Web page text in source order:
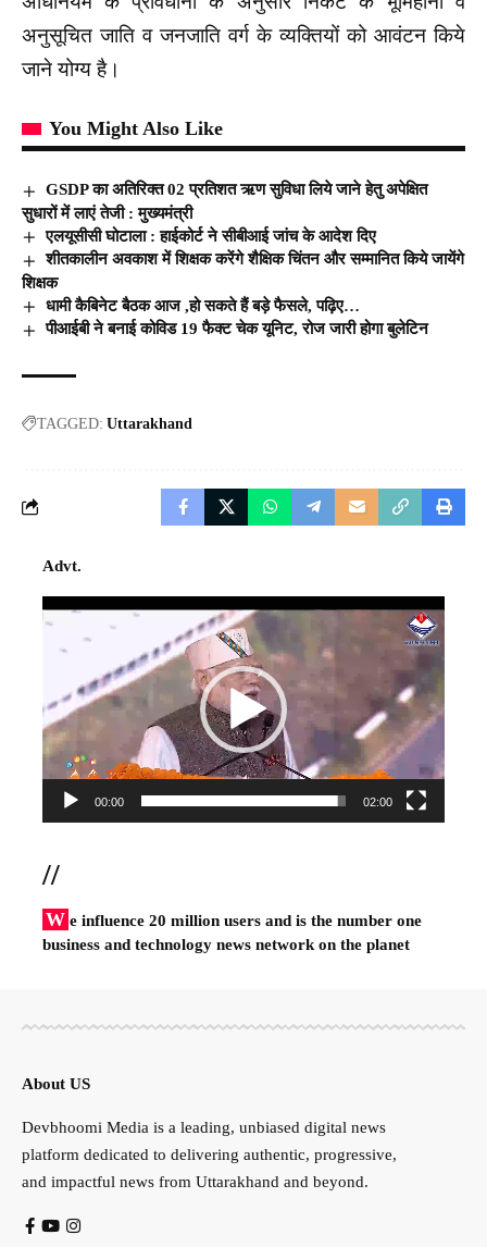
अनुसूचित जाति व जनजाति वर्ग के व्यक्तियों को आवंटन किये
जाने योग्य है।
You Might Also Like
GSDP का अतिरिक्त 02 प्रतिशत ऋण सुविधा लिये जाने हेतु अपेक्षित
सुधारों में लाएं तेजी : मुख्यमंत्री
एलयूसीसी घोटाला : हाईकोर्ट ने सीबीआई जांच के आदेश दिए
शीतकालीन अवकाश में शिक्षक करेंगे शैक्षिक चिंतन और सम्मानित किये जायेंगे
शिक्षक
धामी कैबिनेट बैठक आज ,हो सकते हैं बड़े फैसले, पढ़िए…
पीआईबी ने बनाई कोविड 19 फैक्ट चेक यूनिट, रोज जारी होगा बुलेटिन
TAGGED: Uttarakhand
Advt.
Video
00:00 02:00
//
W e influence 20 million users and is the number one
business and technology news network on the planet
About US
Devbhoomi Media is a leading, unbiased digital news
platform dedicated to delivering authentic, progressive,
and impactful news from Uttarakhand and beyond.